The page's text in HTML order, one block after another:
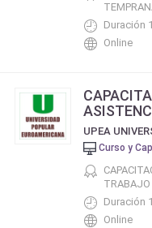
Duración
Online
Curso y
Duración
Online